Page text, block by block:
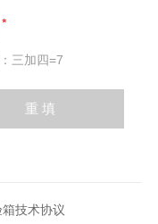
三加四=7
技术协议